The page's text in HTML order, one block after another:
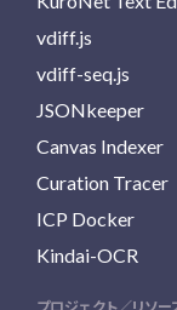
vdiff.js
vdiff-seq.js
JSONkeeper
Canvas Indexer
Curation Tracer
ICP Docker
Kindai-OCR